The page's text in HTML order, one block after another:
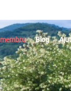
Blog